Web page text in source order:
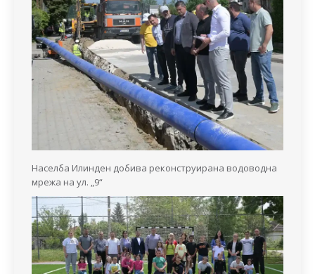
Населба Илинден добива реконструирана водоводна
мрежа на ул. „9“